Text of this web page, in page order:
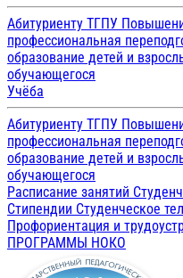
Абитуриенту ТГПУ
профессиональная
образование детей и
обучающегося
Учёба
Абитуриенту ТГПУ
профессиональная
образование детей и
обучающегося
Расписание занятий
Стипендии Студенческое
Профориентация и
ПРОГРАММЫ НОКО